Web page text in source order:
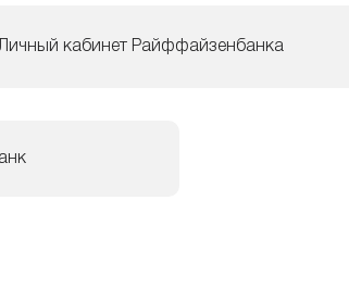
Личный кабинет Райффайзенбанка